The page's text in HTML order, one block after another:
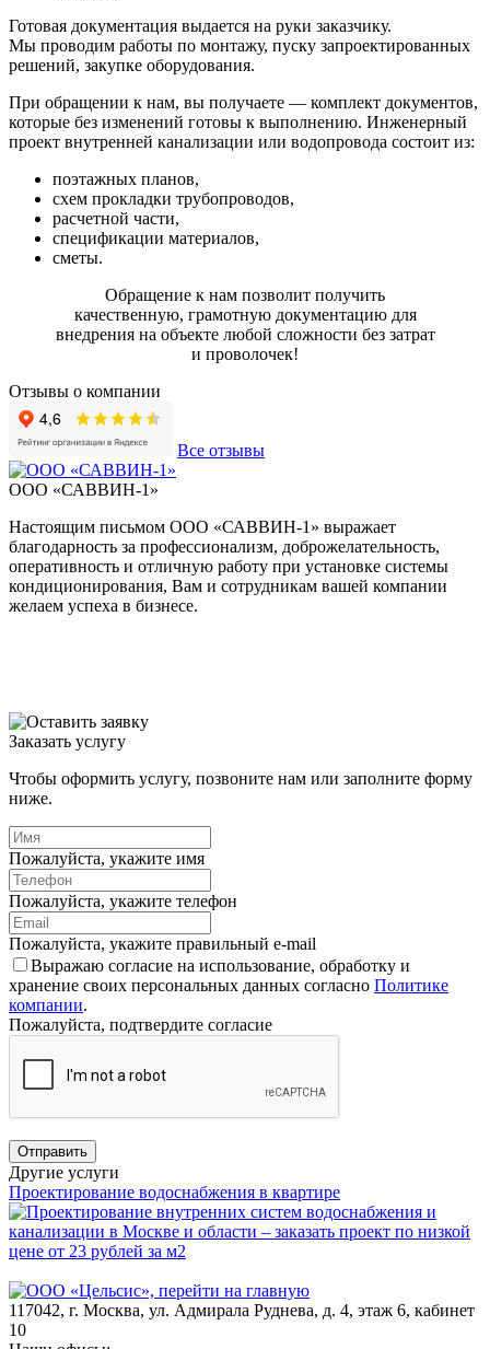
Готовая документация выдается на руки заказчику.
Мы проводим работы по монтажу, пуску запроектированных
решений, закупке оборудования.
При обращении к нам, вы получаете — комплект документов,
которые без изменений готовы к выполнению. Инженерный
проект внутренней канализации или водопровода состоит из:
поэтажных планов,
схем прокладки трубопроводов,
расчетной части,
спецификации материалов,
сметы.
Обращение к нам позволит получить
качественную, грамотную документацию для
внедрения на объекте любой сложности без затрат
и проволочек!
Отзывы о компании
Все отзывы
ООО «САВВИН-1»
Настоящим письмом ООО «САВВИН-1» выражает
благодарность за профессионализм, доброжелательность,
оперативность и отличную работу при установке системы
кондиционирования, Вам и сотрудникам вашей компании
желаем успеха в бизнесе.
Заказать услугу
Чтобы оформить услугу, позвоните нам или заполните форму
ниже.
Пожалуйста, укажите имя
Пожалуйста, укажите телефон
Пожалуйста, укажите правильный e-mail
Выражаю согласие на использование, обработку и
хранение своих персональных данных согласно Политике
компании.
Пожалуйста, подтвердите согласие
Отправить
Другие услуги
Проектирование водоснабжения в квартире
117042, г. Москва, ул. Адмирала Руднева, д. 4, этаж 6, кабинет
10